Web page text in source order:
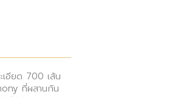
อียด 700 เส้น
ที่ผสานกัน